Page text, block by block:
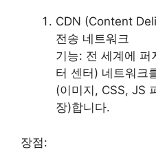
CDN (Content
전송 네트워크
기능: 전 세계에 퍼
터 센터) 네트워크
(이미지, CSS, JS
장)합니다.
장점: